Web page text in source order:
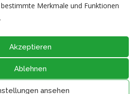
Merkmale und Funktionen
Akzeptieren
Ablehnen
ansehen
vorbehalten durchGemeinde Geratal
|Thüringer Transparenzportal